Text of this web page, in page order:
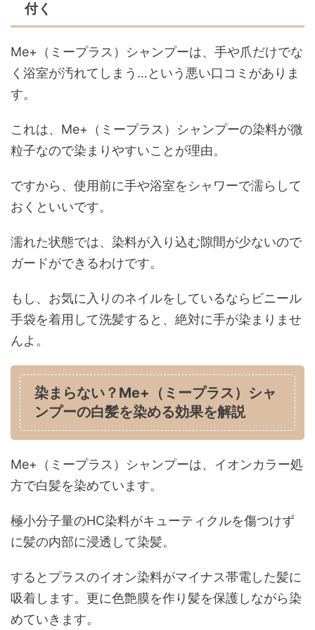
付く
Me+（ミープラス）シャンプーは、手や爪だけでな
く浴室が汚れてしまう…という悪い口コミがありま
す。
これは、Me+（ミープラス）シャンプーの染料が微
粒子なので染まりやすいことが理由。
ですから、使用前に手や浴室をシャワーで濡らして
おくといいです。
濡れた状態では、染料が入り込む隙間が少ないので
ガードができるわけです。
もし、お気に入りのネイルをしているならビニール
手袋を着用して洗髪すると、絶対に手が染まりませ
んよ。
染まらない？Me+（ミープラス）シャ
ンプーの白髪を染める効果を解説
Me+（ミープラス）シャンプーは、イオンカラー処
方で白髪を染めています。
極小分子量のHC染料がキューティクルを傷つけず
に髪の内部に浸透して染髪。
するとプラスのイオン染料がマイナス帯電した髪に
吸着します。更に色艶膜を作り髪を保護しながら染
めていきます。